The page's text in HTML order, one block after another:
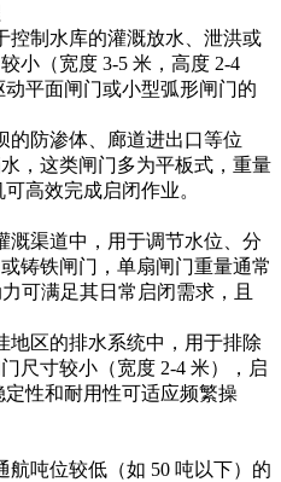
制水库的灌溉放水、泄洪或
小（宽度 3-5 米，高度 2-4
平面闸门或小型弧形闸门的
防渗体、廊道进出口等位
，这类闸门多为平板式，重量
高效完成启闭作业。
渠道中，用于调节水位、分
铸铁闸门，单扇闸门重量通常
可满足其日常启闭需求，且
区的排水系统中，用于排除
尺寸较小（宽度 2-4 米），启
性和耐用性可适应频繁操
吨位较低（如 50 吨以下）的